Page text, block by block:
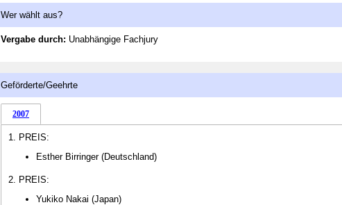
Wer wählt aus?
Vergabe durch: Unabhängige Fachjury
Geförderte/Geehrte
2007
1. PREIS:
Esther Birringer (Deutschland)
2. PREIS:
Yukiko Nakai (Japan)